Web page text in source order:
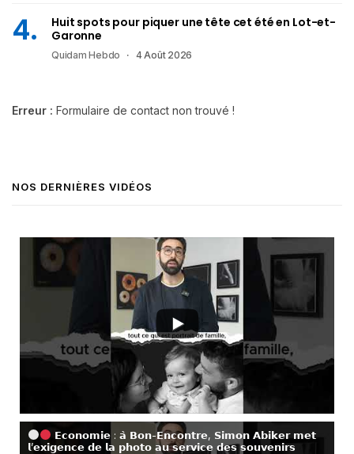
Huit spots pour piquer une tête cet été en Lot-et-
Garonne
Quidam Hebdo 4 Août 2026
Erreur : Formulaire de contact non trouvé !
NOS DERNIÈRES VIDÉOS
𝗘𝗰𝗼𝗻𝗼𝗺𝗶𝗲 : 𝗮̀ 𝗕𝗼𝗻-𝗘𝗻𝗰𝗼𝗻𝘁𝗿𝗲, 𝗦𝗶𝗺𝗼𝗻 𝗔𝗯𝗶𝗸𝗲𝗿 𝗺𝗲𝘁
𝗹’𝗲𝘅𝗶𝗴𝗲𝗻𝗰𝗲 𝗱𝗲 𝗹𝗮 𝗽𝗵𝗼𝘁𝗼 𝗮𝘂 𝘀𝗲𝗿𝘃𝗶𝗰𝗲 𝗱𝗲𝘀 𝘀𝗼𝘂𝘃𝗲𝗻𝗶𝗿𝘀